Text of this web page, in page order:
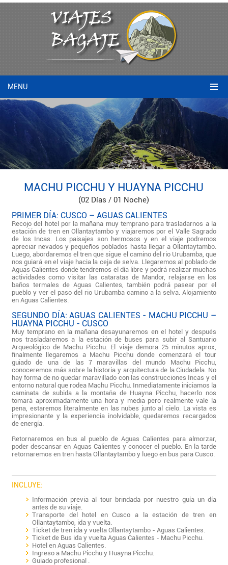
MENU
MACHU PICCHU Y HUAYNA PICCHU
(02 Días / 01 Noche)
PRIMER DÍA: CUSCO – AGUAS CALIENTES
Recojo del hotel por la mañana muy temprano para trasladarnos a la
estación de tren en Ollantaytambo y viajaremos por el Valle Sagrado
de los Incas. Los paisajes son hermosos y en el viaje podremos
apreciar nevados y pequeños poblados hasta llegar a Ollantaytambo.
Luego, abordaremos el tren que sigue el camino del rio Urubamba, que
nos guiará en el viaje hacia la ceja de selva. Llegaremos al poblado de
Aguas Calientes donde tendremos el día libre y podrá realizar muchas
actividades como visitar las cataratas de Mandor, relajarse en los
baños termales de Aguas Calientes, también podrá pasear por el
pueblo y ver el paso del rio Urubamba camino a la selva. Alojamiento
en Aguas Calientes.
SEGUNDO DÍA: AGUAS CALIENTES - MACHU PICCHU –
HUAYNA PICCHU - CUSCO
Muy temprano en la mañana desayunaremos en el hotel y después
nos trasladaremos a la estación de buses para subir al Santuario
Arqueológico de Machu Picchu. El viaje demora 25 minutos aprox,
finalmente llegaremos a Machu Picchu donde comenzará el tour
guiado de una de las 7 maravillas del mundo Machu Picchu,
conoceremos más sobre la historia y arquitectura de la Ciudadela. No
hay forma de no quedar maravillado con las construcciones Incas y el
entorno natural que rodea Machu Picchu. Inmediatamente iniciamos la
caminata de subida a la montaña de Huayna Picchu, hacerlo nos
tomará aproximadamente una hora y media pero realmente vale la
pena, estaremos literalmente en las nubes junto al cielo. La vista es
impresionante y la experiencia inolvidable, quedaremos recargados
de energía.
Retornaremos en bus al pueblo de Aguas Calientes para almorzar,
poder descansar en Aguas Calientes y conocer el pueblo. En la tarde
retornaremos en tren hasta Ollantaytambo y luego en bus para Cusco.
INCLUYE:
Información previa al tour brindada por nuestro guía un día
antes de su viaje.
Transporte del hotel en Cusco a la estación de tren en
Ollantaytambo, ida y vuelta.
Ticket de tren ida y vuelta Ollantaytambo - Aguas Calientes.
Ticket de Bus ida y vuelta Aguas Calientes - Machu Picchu.
Hotel en Aguas Calientes.
Ingreso a Machu Picchu y Huayna Picchu.
Guiado profesional .